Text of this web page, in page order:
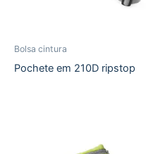
Bolsa cintura
Pochete em 210D ripstop